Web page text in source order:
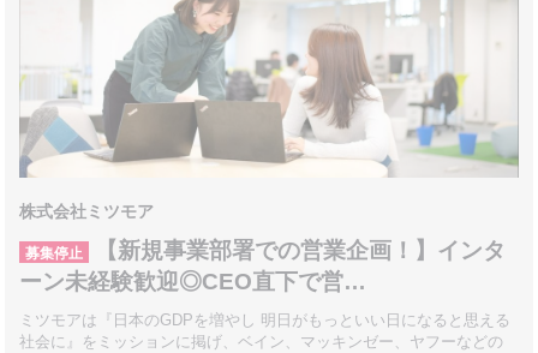
株式会社ミツモア
募集停止
【新規事業部署での営業企画！】インタ
ーン未経験歓迎◎CEO直下で営…
ミツモアは『日本のGDPを増やし 明日がもっといい日になると思える
社会に』をミッションに掲げ、ベイン、マッキンゼー、ヤフーなどの